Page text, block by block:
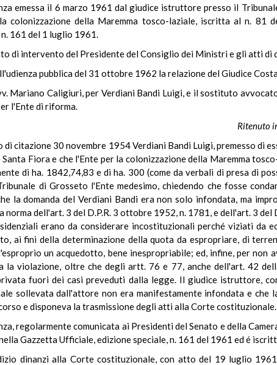
emessa il 6 marzo 1961 dal giudice istruttore presso il
colonizzazione della Maremma tosco-laziale, iscritta al n. 81
n. 161 del 1 luglio 1961.
di intervento del Presidente del Consiglio dei Ministri e gli atti di
pubblica del 31 ottobre 1962 la relazione del Giudice
Mariano Caligiuri, per Verdiani Bandi Luigi, e il sostituto
l'Ente di riforma.
Ritenuto
di citazione 30 novembre 1954 Verdiani Bandi Luigi, premesso di
Santa Fiora e che l'Ente per la colonizzazione della Maremma
di ha. 1842,74,83 e di ha. 300 (come da verbali di presa di
di Grosseto l'Ente medesimo, chiedendo che fosse
la domanda del Verdiani Bandi era non solo infondata, ma
dell'art. 3 del D.P.R. 3 ottobre 1952, n. 1781, e dell'art. 3
erano da considerare incostituzionali perché viziati
ai fini della determinazione della quota da espropriare, di
un acquedotto, bene inespropriabile; ed, infine, per
la violazione, oltre che degli artt. 76 e 77, anche dell'art. 42
fuori dei casi preveduti dalla legge. Il giudice istruttore,
sollevata dall'attore non era manifestamente infondata e che
e disponeva la trasmissione degli atti alla Corte costituzionale.
regolarmente comunicata ai Presidenti del Senato e della
Gazzetta Ufficiale, edizione speciale, n. 161 del 1961 ed é
dinanzi alla Corte costituzionale, con atto del 19 luglio